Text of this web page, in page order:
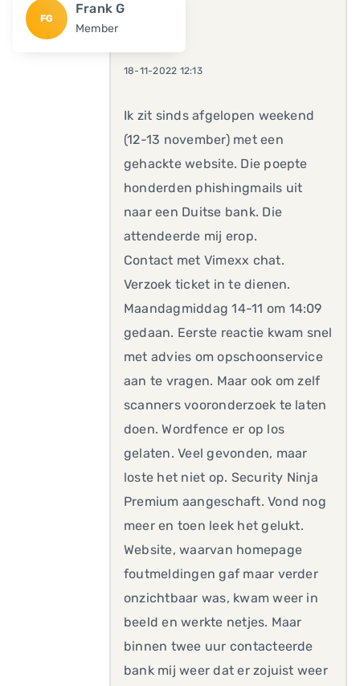
FG
Frank G
Member
18-11-2022 12:13
Ik zit sinds afgelopen weekend
(12-13 november) met een
gehackte website. Die poepte
honderden phishingmails uit
naar een Duitse bank. Die
attendeerde mij erop.
Contact met Vimexx chat.
Verzoek ticket in te dienen.
Maandagmiddag 14-11 om 14:09
gedaan. Eerste reactie kwam snel
met advies om opschoonservice
aan te vragen. Maar ook om zelf
scanners vooronderzoek te laten
doen. Wordfence er op los
gelaten. Veel gevonden, maar
loste het niet op. Security Ninja
Premium aangeschaft. Vond nog
meer en toen leek het gelukt.
Website, waarvan homepage
foutmeldingen gaf maar verder
onzichtbaar was, kwam weer in
beeld en werkte netjes. Maar
binnen twee uur contacteerde
bank mij weer dat er zojuist weer